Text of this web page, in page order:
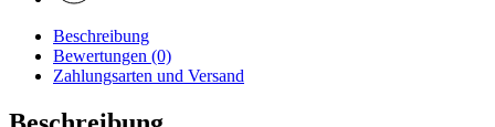
Beschreibung
Bewertungen (0)
Zahlungsarten und Versand